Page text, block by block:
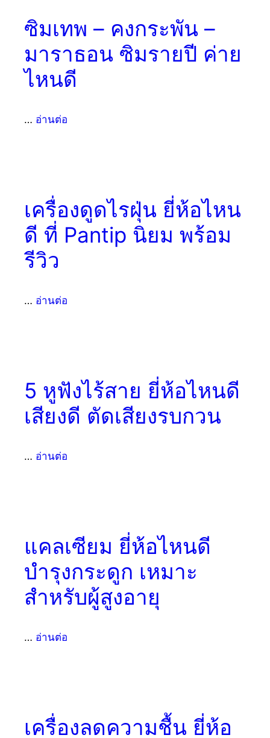
ซิมเทพ – คงกระพัน –
มาราธอน ซิมรายปี ค่าย
ไหนดี
… อ่านต่อ
เครื่องดูดไรฝุ่น ยี่ห้อไหน
ดี ที่ Pantip นิยม พร้อม
รีวิว
… อ่านต่อ
5 หูฟังไร้สาย ยี่ห้อไหนดี
เสียงดี ตัดเสียงรบกวน
… อ่านต่อ
แคลเซียม ยี่ห้อไหนดี
บำรุงกระดูก เหมาะ
สำหรับผู้สูงอายุ
… อ่านต่อ
เครื่องลดความชื้น ยี่ห้อ